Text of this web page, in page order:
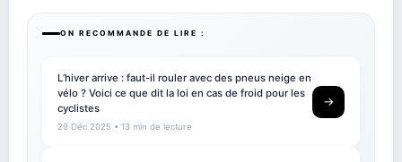
ON RECOMMANDE DE LIRE :
L’hiver arrive : faut-il rouler avec des pneus neige en
vélo ? Voici ce que dit la loi en cas de froid pour les
cyclistes
29 Déc 2025 • 13 min de lecture
→